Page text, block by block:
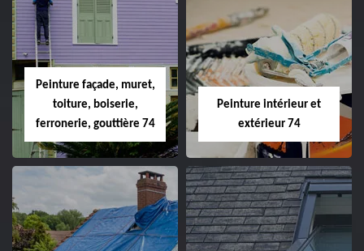
Peinture façade, muret,
toiture, boiserie,
ferronerie, gouttière 74
Peinture intérieur et
extérieur 74